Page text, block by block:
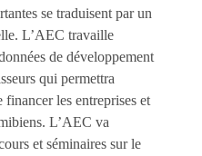
se traduisent par un
L’AEC travaille
de développement
qui permettra
financer les entreprises et
L’AEC va
et séminaires sur le